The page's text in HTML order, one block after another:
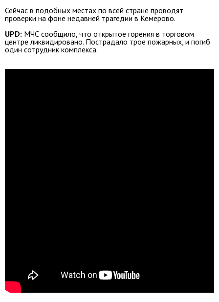
Сейчас в подобных местах по всей стране проводят
проверки на фоне недавней трагедии в Кемерово.
UPD: МЧС сообщило, что открытое горения в торговом
центре ликвидировано. Пострадало трое пожарных, и погиб
один сотрудник комплекса.